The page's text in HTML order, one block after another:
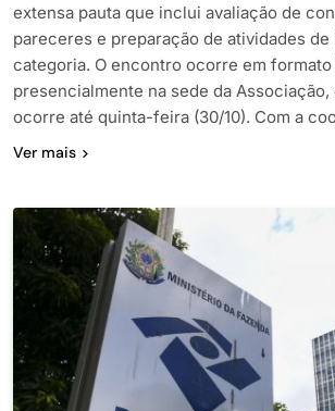
extensa pauta que inclui avaliação de
pareceres e preparação de atividades
categoria. O encontro ocorre em
presencialmente na sede da Associação,
ocorre até quinta-feira (30/10). Com a
Ver mais